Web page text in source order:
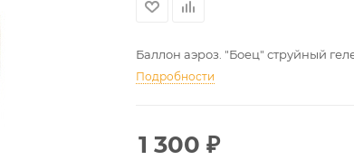
Баллон аэроз. "Боец" струйный
Подробности
1 300 ₽